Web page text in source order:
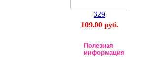
329
109.00 руб.
Полезная
информация